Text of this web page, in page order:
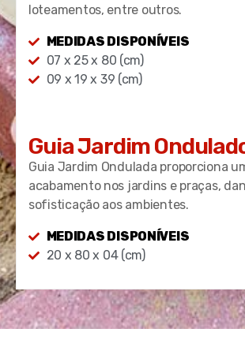
loteamentos, entre outros.
MEDIDAS DISPONÍVEIS
07 x 25 x 80 (cm)
09 x 19 x 39 (cm)
Guia Jardim
Guia Jardim Ondulada proporciona
acabamento nos jardins e praças,
sofisticação aos ambientes.
MEDIDAS DISPONÍVEIS
20 x 80 x 04 (cm)